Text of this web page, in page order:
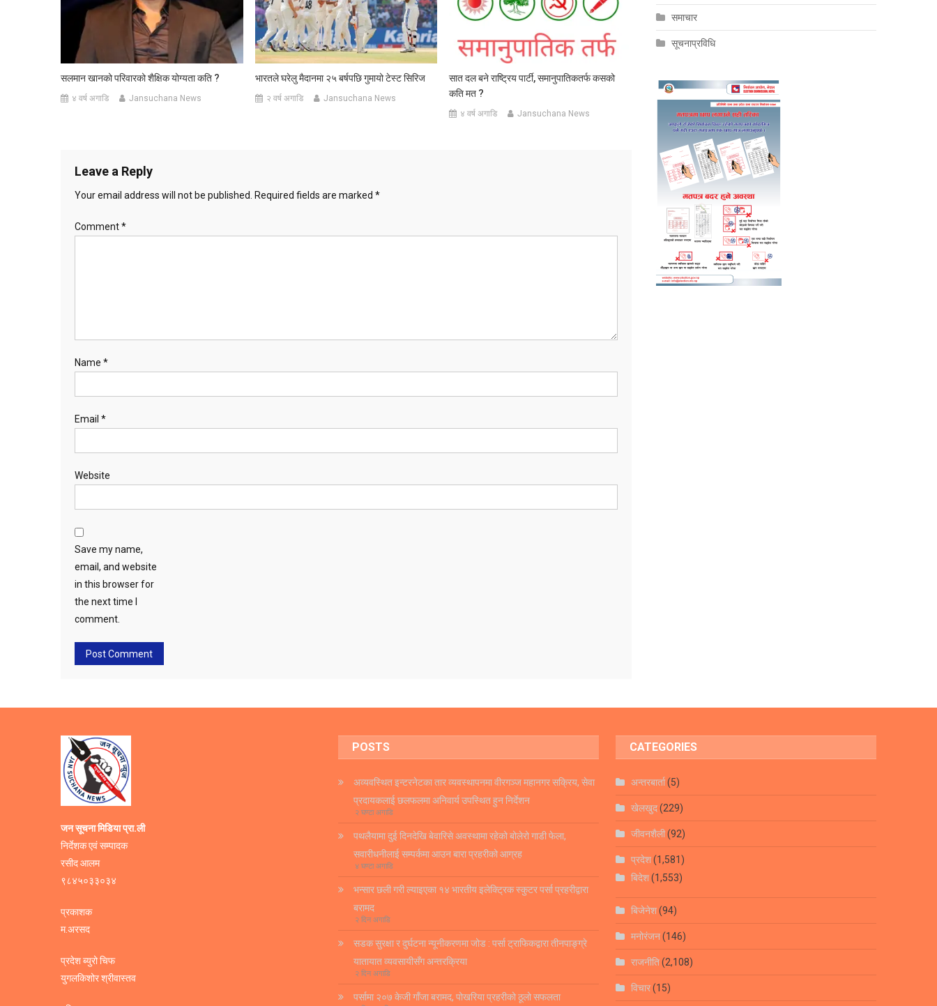
सलमान खानको परिवारको शैक्षिक योग्यता कति ?
४ वर्ष अगाडि Jansuchana News
भारतले घरेलु मैदानमा २५ बर्षपछि गुमायो टेस्ट सिरिज
२ वर्ष अगाडि Jansuchana News
सात दल बने राष्ट्रिय पार्टी, समानुपातिकतर्फ कसको
कति मत ?
४ वर्ष अगाडि Jansuchana News
Leave a Reply
Your email address will not be published. Required fields are marked *
Comment*
Name *
Email *
Website
Save my name,
email, and website
in this browser for
the next time I
comment.
समाचार
सूचनाप्रविधि
जन सूचना मिडिया प्रा.ली
निर्देशक एवं सम्पादक
रसीद आलम
९८४५०३३०३४
प्रकाशक
म.अरसद
प्रदेश ब्युरो चिफ
युगलकिशोर श्रीवास्तव
POSTS
अव्यवस्थित इन्टरनेटका तार व्यवस्थापनमा वीरगञ्ज महानगर सक्रिय, सेवा
प्रदायकलाई छलफलमा अनिवार्य उपस्थित हुन निर्देशन
२ घण्टा अगाडि
पथलैयामा दुई दिनदेखि बेवारिसे अवस्थामा रहेको बोलेरो गाडी फेला,
सवारीधनीलाई सम्पर्कमा आउन बारा प्रहरीको आग्रह
४ घण्टा अगाडि
भन्सार छली गरी ल्याइएका १४ भारतीय इलेक्ट्रिक स्कुटर पर्सा प्रहरीद्वारा
बरामद
२ दिन अगाडि
सडक सुरक्षा र दुर्घटना न्यूनीकरणमा जोड : पर्सा ट्राफिकद्वारा तीनपाङ्ग्रे
यातायात व्यवसायीसँग अन्तरक्रिया
२ दिन अगाडि
पर्सामा २०७ केजी गाँजा बरामद, पोखरिया प्रहरीको ठूलो सफलता
CATEGORIES
अन्तरबार्ता(5)
खेलखुद(229)
जीवनशैली(92)
प्रदेश(1,581)
बिदेश(1,553)
बिजेनेश(94)
मनोरंजन(146)
राजनीति(2,108)
विचार(15)